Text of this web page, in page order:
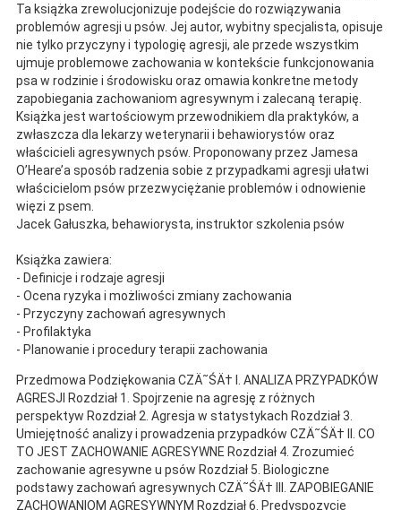
Ta książka zrewolucjonizuje podejście do rozwiązywania
problemów agresji u psów. Jej autor, wybitny specjalista, opisuje
nie tylko przyczyny i typologię agresji, ale przede wszystkim
ujmuje problemowe zachowania w kontekście funkcjonowania
psa w rodzinie i środowisku oraz omawia konkretne metody
zapobiegania zachowaniom agresywnym i zalecaną terapię.
Książka jest wartościowym przewodnikiem dla praktyków, a
zwłaszcza dla lekarzy weterynarii i behawiorystów oraz
właścicieli agresywnych psów. Proponowany przez Jamesa
O’Heare’a sposób radzenia sobie z przypadkami agresji ułatwi
właścicielom psów przezwyciężanie problemów i odnowienie
więzi z psem.
Jacek Gałuszka, behawiorysta, instruktor szkolenia psów
Książka zawiera:
- Definicje i rodzaje agresji
- Ocena ryzyka i możliwości zmiany zachowania
- Przyczyny zachowań agresywnych
- Profilaktyka
- Planowanie i procedury terapii zachowania
Przedmowa Podziękowania CZÄ˜ŚÄ† I. ANALIZA PRZYPADKÓW
AGRESJI Rozdział 1. Spojrzenie na agresję z różnych
perspektyw Rozdział 2. Agresja w statystykach Rozdział 3.
Umiejętność analizy i prowadzenia przypadków CZÄ˜ŚÄ† II. CO
TO JEST ZACHOWANIE AGRESYWNE Rozdział 4. Zrozumieć
zachowanie agresywne u psów Rozdział 5. Biologiczne
podstawy zachowań agresywnych CZÄ˜ŚÄ† III. ZAPOBIEGANIE
ZACHOWANIOM AGRESYWNYM Rozdział 6. Predyspozycje